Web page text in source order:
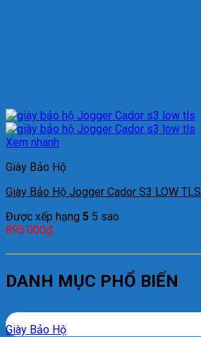
Xem nhanh
Giày Bảo Hộ
Giày Bảo Hộ Jogger Cador S3 LOW TLS
Được xếp hạng 5 5 sao
895.000₫
DANH MỤC PHỔ BIẾN
Giày Bảo Hộ